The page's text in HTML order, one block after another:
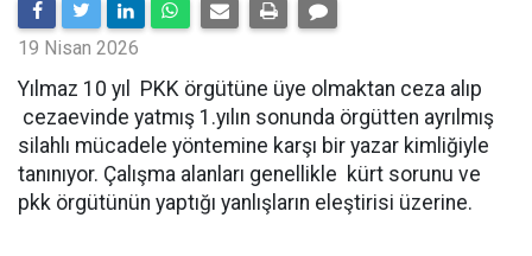
19 Nisan 2026
Yılmaz 10 yıl PKK örgütüne üye olmaktan ceza alıp
cezaevinde yatmış 1.yılın sonunda örgütten ayrılmış
silahlı mücadele yöntemine karşı bir yazar kimliğiyle
tanınıyor. Çalışma alanları genellikle kürt sorunu ve
pkk örgütünün yaptığı yanlışların eleştirisi üzerine.